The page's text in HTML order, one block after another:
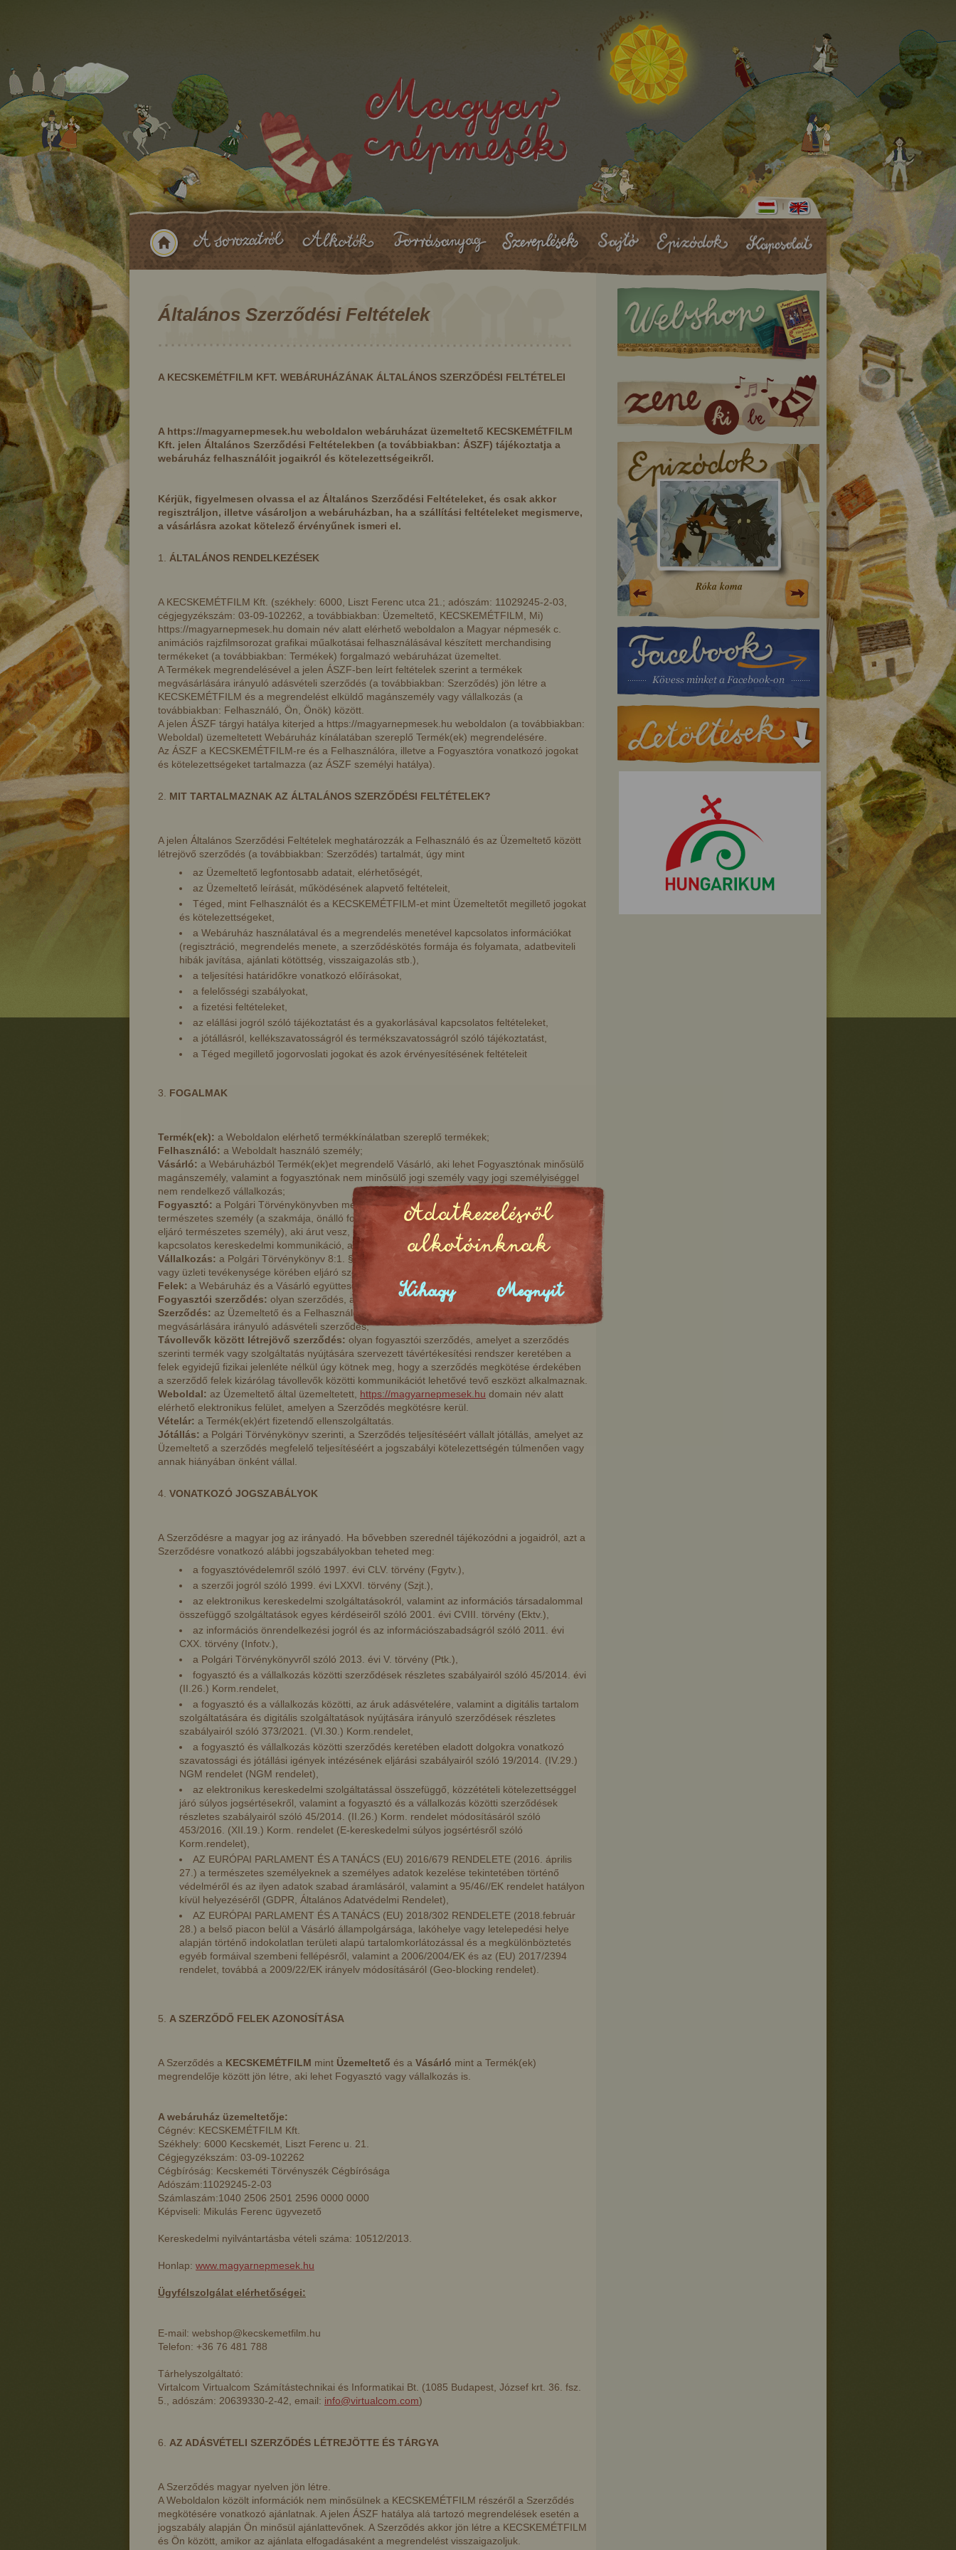
Általános Szerződési Feltételek
A KECSKEMÉTFILM KFT. WEBÁRUHÁZÁNAK ÁLTALÁNOS SZERZŐDÉSI FELTÉTELEI
A https://magyarnepmesek.hu weboldalon webáruházat üzemeltető KECSKEMÉTFILM
Kft. jelen Általános Szerződési Feltételekben (a továbbiakban: ÁSZF) tájékoztatja a
webáruház felhasználóit jogaikról és kötelezettségeikről.
Kérjük, figyelmesen olvassa el az Általános Szerződési Feltételeket, és csak akkor
regisztráljon, illetve vásároljon a webáruházban, ha a szállítási feltételeket megismerve,
a vásárlásra azokat kötelező érvényűnek ismeri el.
ÁLTALÁNOS RENDELKEZÉSEK
A KECSKEMÉTFILM Kft. (székhely: 6000, Liszt Ferenc utca 21.; adószám: 11029245-2-03,
cégjegyzékszám: 03-09-102262, a továbbiakban: Üzemeltető, KECSKEMÉTFILM, Mi)
https://magyarnepmesek.hu domain név alatt elérhető weboldalon a Magyar népmesék c.
animációs rajzfilmsorozat grafikai műalkotásai felhasználásával készített merchandising
termékeket (a továbbiakban: Termékek) forgalmazó webáruházat üzemeltet.
A Termékek megrendelésével a jelen ÁSZF-ben leírt feltételek szerint a termékek
megvásárlására irányuló adásvételi szerződés (a továbbiakban: Szerződés) jön létre a
KECSKEMÉTFILM és a megrendelést elküldő magánszemély vagy vállalkozás (a
továbbiakban: Felhasználó, Ön, Önök) között.
A jelen ÁSZF tárgyi hatálya kiterjed a https://magyarnepmesek.hu weboldalon (a továbbiakban:
Weboldal) üzemeltetett Webáruház kínálatában szereplő Termék(ek) megrendelésére.
Az ÁSZF a KECSKEMÉTFILM-re és a Felhasználóra, illetve a Fogyasztóra vonatkozó jogokat
és kötelezettségeket tartalmazza (az ÁSZF személyi hatálya).
MIT TARTALMAZNAK AZ ÁLTALÁNOS SZERZŐDÉSI FELTÉTELEK?
A jelen Általános Szerződési Feltételek meghatározzák a Felhasználó és az Üzemeltető között
létrejövő szerződés (a továbbiakban: Szerződés) tartalmát, úgy mint
az Üzemeltető legfontosabb adatait, elérhetőségét,
az Üzemeltető leírását, működésének alapvető feltételeit,
Téged, mint Felhasználót és a KECSKEMÉTFILM-et mint Üzemeltetőt megillető jogokat
és kötelezettségeket,
a Webáruház használatával és a megrendelés menetével kapcsolatos információkat
(regisztráció, megrendelés menete, a szerződéskötés formája és folyamata, adatbeviteli
hibák javítása, ajánlati kötöttség, visszaigazolás stb.),
a teljesítési határidőkre vonatkozó előírásokat,
a felelősségi szabályokat,
a fizetési feltételeket,
az elállási jogról szóló tájékoztatást és a gyakorlásával kapcsolatos feltételeket,
a jótállásról, kellékszavatosságról és termékszavatosságról szóló tájékoztatást,
a Téged megillető jogorvoslati jogokat és azok érvényesítésének feltételeit
FOGALMAK
Termék(ek): a Weboldalon elérhető termékkínálatban szereplő termékek;
Felhasználó: a Weboldalt használó személy;
Vásárló: a Webáruházból Termék(ek)et megrendelő Vásárló, aki lehet Fogyasztónak minősülő
magánszemély, valamint a fogyasztónak nem minősülő jogi személy vagy jogi személyiséggel
nem rendelkező vállalkozás;
Fogyasztó: a Polgári Törvénykönyvben meghatározottak szerint fogyasztónak minősülő
természetes személy (a szakmája, önálló foglalkozása vagy üzleti tevékenysége körén kívül
eljáró természetes személy), aki árut vesz, rendel, kap, használ, igénybe vesz vagy az áruval
kapcsolatos kereskedelmi kommunikáció, ajánlat címzettje;
Vállalkozás: a Polgári Törvénykönyv 8:1. § 4. pont szerint a szakmája, önálló foglalkozása
vagy üzleti tevékenysége körében eljáró személy;
Felek: a Webáruház és a Vásárló együttesen;
Fogyasztói szerződés: olyan szerződés, amelynek egyik alanya Fogyasztónak minősül;
Szerződés: az Üzemeltető és a Felhasználó között a Webáruházban Termékek
megvásárlására irányuló adásvételi szerződés;
Távollevők között létrejövő szerződés: olyan fogyasztói szerződés, amelyet a szerződés
szerinti termék vagy szolgáltatás nyújtására szervezett távértékesítési rendszer keretében a
felek egyidejű fizikai jelenléte nélkül úgy kötnek meg, hogy a szerződés megkötése érdekében
a szerződő felek kizárólag távollevők közötti kommunikációt lehetővé tevő eszközt alkalmaznak.
Weboldal: az Üzemeltető által üzemeltetett, https://magyarnepmesek.hu domain név alatt
elérhető elektronikus felület, amelyen a Szerződés megkötésre kerül.
Vételár: a Termék(ek)ért fizetendő ellenszolgáltatás.
Jótállás: a Polgári Törvénykönyv szerinti, a Szerződés teljesítéséért vállalt jótállás, amelyet az
Üzemeltető a szerződés megfelelő teljesítéséért a jogszabályi kötelezettségén túlmenően vagy
annak hiányában önként vállal.
VONATKOZÓ JOGSZABÁLYOK
A Szerződésre a magyar jog az irányadó. Ha bővebben szerednél tájékozódni a jogaidról, azt a
Szerződésre vonatkozó alábbi jogszabályokban teheted meg:
a fogyasztóvédelemről szóló 1997. évi CLV. törvény (Fgytv.),
a szerzői jogról szóló 1999. évi LXXVI. törvény (Szjt.),
az elektronikus kereskedelmi szolgáltatásokról, valamint az információs társadalommal
összefüggő szolgáltatások egyes kérdéseiről szóló 2001. évi CVIII. törvény (Ektv.),
az információs önrendelkezési jogról és az információszabadságról szóló 2011. évi
CXX. törvény (Infotv.),
a Polgári Törvénykönyvről szóló 2013. évi V. törvény (Ptk.),
fogyasztó és a vállalkozás közötti szerződések részletes szabályairól szóló 45/2014. évi
(II.26.) Korm.rendelet,
a fogyasztó és a vállalkozás közötti, az áruk adásvételére, valamint a digitális tartalom
szolgáltatására és digitális szolgáltatások nyújtására irányuló szerződések részletes
szabályairól szóló 373/2021. (VI.30.) Korm.rendelet,
a fogyasztó és vállalkozás közötti szerződés keretében eladott dolgokra vonatkozó
szavatossági és jótállási igények intézésének eljárási szabályairól szóló 19/2014. (IV.29.)
NGM rendelet (NGM rendelet),
az elektronikus kereskedelmi szolgáltatással összefüggő, közzétételi kötelezettséggel
járó súlyos jogsértésekről, valamint a fogyasztó és a vállalkozás közötti szerződések
részletes szabályairól szóló 45/2014. (II.26.) Korm. rendelet módosításáról szóló
453/2016. (XII.19.) Korm. rendelet (E-kereskedelmi súlyos jogsértésről szóló
Korm.rendelet),
AZ EURÓPAI PARLAMENT ÉS A TANÁCS (EU) 2016/679 RENDELETE (2016. április
27.) a természetes személyeknek a személyes adatok kezelése tekintetében történő
védelméről és az ilyen adatok szabad áramlásáról, valamint a 95/46//EK rendelet hatályon
kívül helyezéséről (GDPR, Általános Adatvédelmi Rendelet),
AZ EURÓPAI PARLAMENT ÉS A TANÁCS (EU) 2018/302 RENDELETE (2018.február
28.) a belső piacon belül a Vásárló állampolgársága, lakóhelye vagy letelepedési helye
alapján történő indokolatlan területi alapú tartalomkorlátozással és a megkülönböztetés
egyéb formáival szembeni fellépésről, valamint a 2006/2004/EK és az (EU) 2017/2394
rendelet, továbbá a 2009/22/EK irányelv módosításáról (Geo-blocking rendelet).
A SZERZŐDŐ FELEK AZONOSÍTÁSA
A Szerződés a KECSKEMÉTFILM mint Üzemeltető és a Vásárló mint a Termék(ek)
megrendelője között jön létre, aki lehet Fogyasztó vagy vállalkozás is.
A webáruház üzemeltetője:
Cégnév: KECSKEMÉTFILM Kft.
Székhely: 6000 Kecskemét, Liszt Ferenc u. 21.
Cégjegyzékszám: 03-09-102262
Cégbíróság: Kecskeméti Törvényszék Cégbírósága
Adószám:11029245-2-03
Számlaszám:1040 2506 2501 2596 0000 0000
Képviseli: Mikulás Ferenc ügyvezető
Kereskedelmi nyilvántartásba vételi száma: 10512/2013.
Honlap: www.magyarnepmesek.hu
Ügyfélszolgálat elérhetőségei:
E-mail: webshop@kecskemetfilm.hu
Telefon: +36 76 481 788
Tárhelyszolgáltató:
Virtalcom Virtualcom Számítástechnikai és Informatikai Bt. (1085 Budapest, József krt. 36. fsz.
5., adószám: 20639330-2-42, email: info@virtualcom.com)
AZ ADÁSVÉTELI SZERZŐDÉS LÉTREJÖTTE ÉS TÁRGYA
A Szerződés magyar nyelven jön létre.
A Weboldalon közölt információk nem minősülnek a KECSKEMÉTFILM részéről a Szerződés
megkötésére vonatkozó ajánlatnak. A jelen ÁSZF hatálya alá tartozó megrendelések esetén a
jogszabály alapján Ön minősül ajánlattevőnek. A Szerződés akkor jön létre a KECSKEMÉTFILM
és Ön között, amikor az ajánlata elfogadásaként a megrendelést visszaigazoljuk.
a kokas vándorútja
Róka koma A bugyuta ember
Adatkezelésről
alkotóinknak
Kihagy Megnyit